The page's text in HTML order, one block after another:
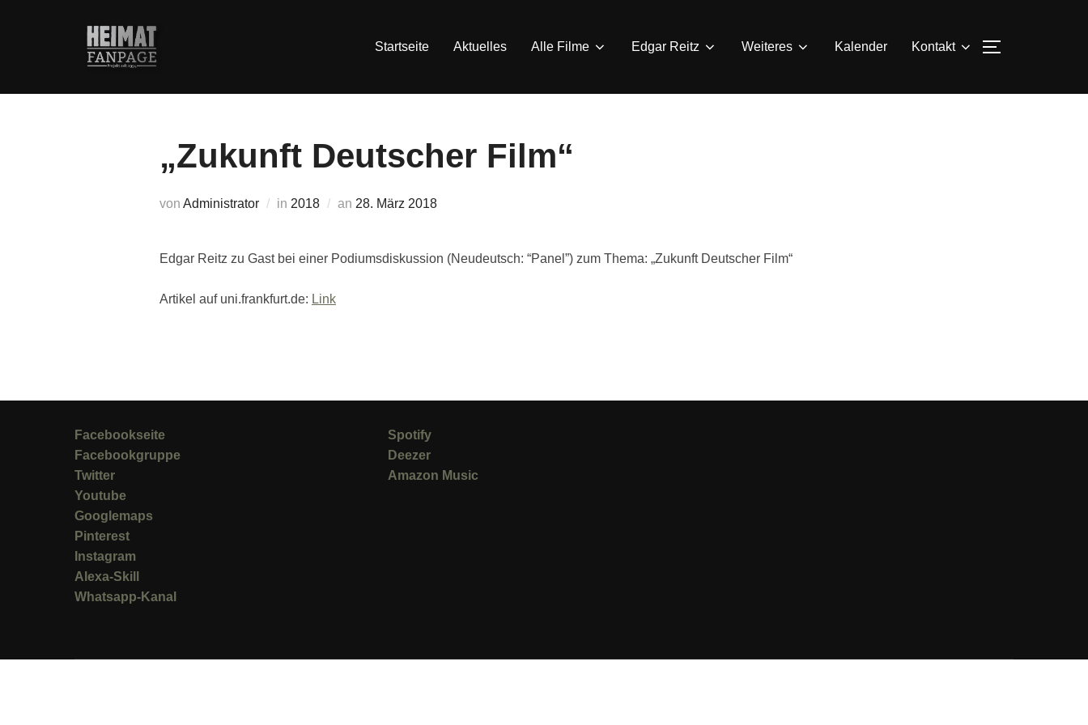
Startseite
Aktuelles Alle Filme Edgar Reitz Weiteres Kalender Kontakt
„Zukunft Deutscher Film“
von Administrator in 2018 an Veröffentlicht
28. März 2018
Edgar Reitz zu Gast bei einer Podiumsdiskussion (Neudeutsch: “Panel”) zum Thema: „Zukunft Deutscher Film“
Artikel auf uni.frankfurt.de: Link
Facebookseite
Facebookgruppe
Twitter
Youtube
Googlemaps
Pinterest
Instagram
Alexa-Skill
Whatsapp-Kanal
Spotify
Deezer
Amazon Music